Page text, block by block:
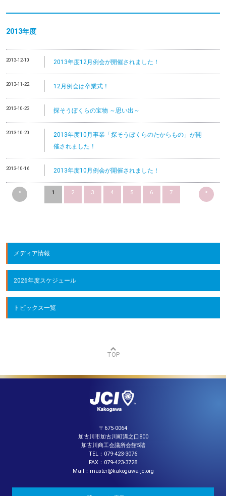
2013年度
2013-12-10 2013年度12月例会が開催されました！
2013-11-22 12月例会は卒業式！
2013-10-23 探そうぼくらの宝物 ～思い出～
2013-10-20
2013年度10月事業「探そうぼくらのたからもの」が開
催されました！
2013-10-16 2013年度10月例会が開催されました！
< 1 2 3 4 5 6 7 >
メディア情報
2026年度スケジュール
トピックス一覧
TOP
〒675-0064
加古川市加古川町溝之口800
加古川商工会議所会館5階
TEL：079-423-3076
FAX：079-423-3728
Mail：master@kakogawa-jc.org